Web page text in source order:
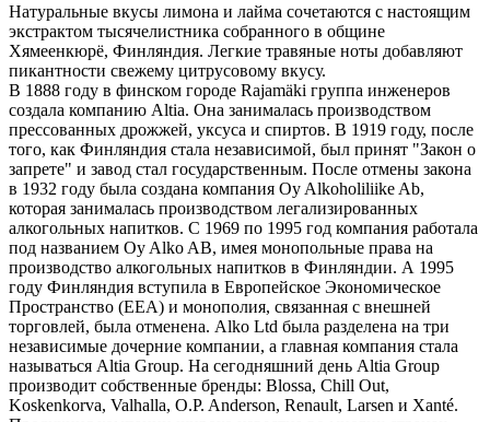
Натуральные вкусы лимона и лайма сочетаются с настоящим
экстрактом тысячелистника собранного в общине
Хямеенкюрё, Финляндия. Легкие травяные ноты добавляют
пикантности свежему цитрусовому вкусу.
В 1888 году в финском городе Rajamäki группа инженеров
создала компанию Altia. Она занималась производством
прессованных дрожжей, уксуса и спиртов. В 1919 году, после
того, как Финляндия стала независимой, был принят "Закон о
запрете" и завод стал государственным. После отмены закона
в 1932 году была создана компания Oy Alkoholiliike Ab,
которая занималась производством легализированных
алкогольных напитков. С 1969 по 1995 год компания работала
под названием Oy Alko AB, имея монопольные права на
производство алкогольных напитков в Финляндии. А 1995
году Финляндия вступила в Европейское Экономическое
Пространство (EEA) и монополия, связанная с внешней
торговлей, была отменена. Alko Ltd была разделена на три
независимые дочерние компании, а главная компания стала
называться Altia Group. На сегодняшний день Altia Group
производит собственные бренды: Blossa, Chill Out,
Koskenkorva, Valhalla, O.P. Anderson, Renault, Larsen и Xanté.